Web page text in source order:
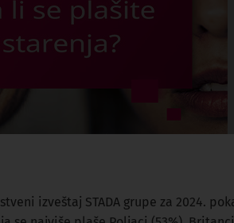
izveštaj STADA grupe za 2024.